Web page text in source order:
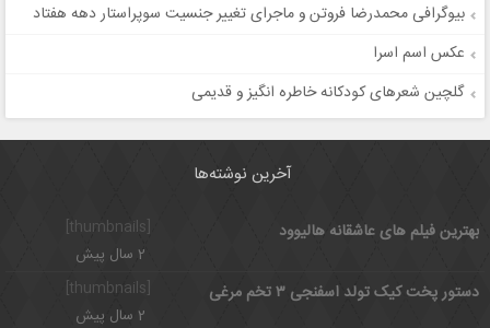
بیوگرافی محمدرضا فروتن و ماجرای تغییر جنسیت سوپراستار دهه هفتاد
عکس اسم اسرا
گلچین شعرهای کودکانه خاطره انگیز و قدیمی
آخرین نوشته‌ها
بهترین فیلم های عاشقانه هالیوود
2 سال پیش
[thumbnails]
دستور پخت کیک تولد اسفنجی ۳ تخم مرغی
2 سال پیش